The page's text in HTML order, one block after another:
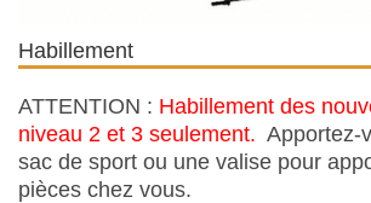
Habillement
ATTENTION : Habillement des
niveau 2 et 3 seulement. Apportez-
sac de sport ou une valise pour
pièces chez vous.